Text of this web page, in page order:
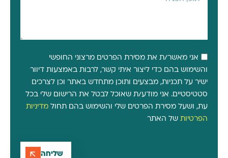
אני מאשר/ת את מסירת הפרטים מרצוני החופשי
והשימוש בהם כדי ליצור איתי קשר, לרבות באמצעות דיוור
ישיר על תכניות, מבצעים ותוכן מתחדש באתר וכן לצרכים
סטטיסטיים. אני מודע/ת שאוכל לבטל את הרישום שלי בכל
עת, ושעל מסירת הפרטים שלי והשימוש בהם תחול מדיניות
הפרטיות של האתר
שליחה